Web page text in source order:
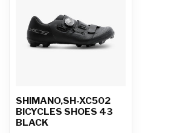
SHIMANO,SH-XC502
BICYCLES SHOES 43
BLACK